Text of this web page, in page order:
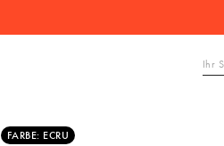
FARBE: ECRU